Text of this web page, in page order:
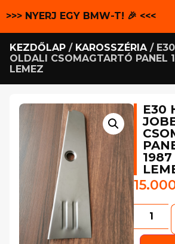
>>> NYERJ EGY BMW-T! 🎉 <<<
KEZDŐLAP / KAROSSZÉRIA/ E30
OLDALI CSOMAGTARTÓ PANEL
LEMEZ
E30